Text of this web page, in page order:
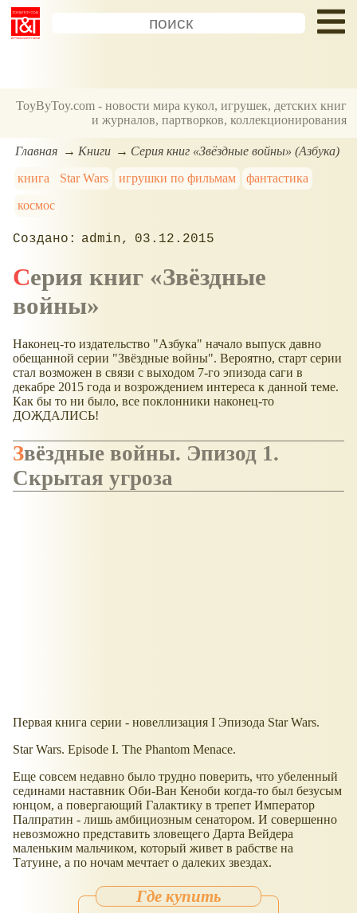
ToyByToy.com - новости мира кукол, игрушек, детских книг
и журналов, партворков, коллекционирования
Главная Книги
Серия книг «Звёздные войны» (Азбука)
книга
Star Wars игрушки по фильмам
фантастика
космос
admin 03.12.2015
Серия книг «Звёздные
войны»
Наконец-то издательство "Азбука" начало выпуск давно
обещанной серии "Звёздные войны". Вероятно, старт серии
стал возможен в связи с выходом 7-го эпизода саги в
декабре 2015 года и возрождением интереса к данной теме.
Как бы то ни было, все поклонники наконец-то
ДОЖДАЛИСЬ!
Звёздные войны. Эпизод 1.
Скрытая угроза
Первая книга серии - новеллизация I Эпизода Star Wars.
Star Wars. Episode I. The Phantom Menace.
Еще совсем недавно было трудно поверить, что убеленный
сединами наставник Оби-Ван Кеноби когда-то был безусым
юнцом, а повергающий Галактику в трепет Император
Палпратин - лишь амбициозным сенатором. И совершенно
невозможно представить зловещего Дарта Вейдера
маленьким мальчиком, который живет в рабстве на
Татуине, а по ночам мечтает о далеких звездах.